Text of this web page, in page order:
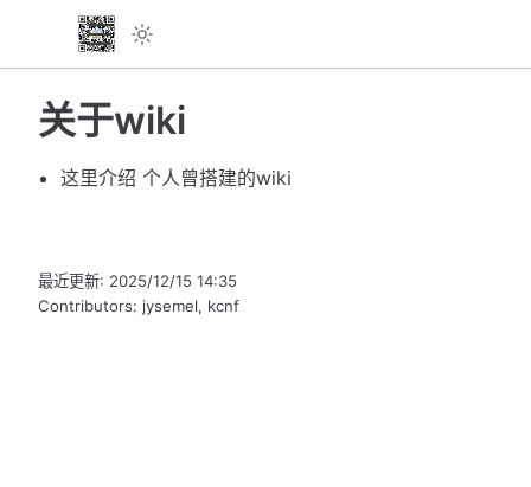
关于wiki
这里介绍 个人曾搭建的wiki
最近更新: 2025/12/15 14:35
Contributors: jysemel, kcnf